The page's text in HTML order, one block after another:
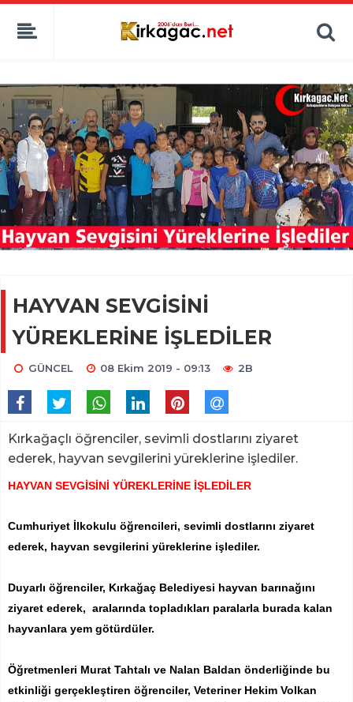
HAYVAN SEVGİSİNİ
YÜREKLERİNE İŞLEDİLER
GÜNCEL 08 Ekim 2019 - 09:13 2B
Kırkağaçlı öğrenciler, sevimli dostlarını ziyaret
ederek, hayvan sevgilerini yüreklerine işlediler.
HAYVAN SEVGİSİNİ YÜREKLERİNE İŞLEDİLER
Cumhuriyet İlkokulu öğrencileri, sevimli dostlarını ziyaret
ederek, hayvan sevgilerini yüreklerine işlediler.
Duyarlı öğrenciler, Kırkağaç Belediyesi hayvan barınağını
ziyaret ederek, aralarında topladıkları paralarla burada kalan
hayvanlara yem götürdüler.
Öğretmenleri Murat Tahtalı ve Nalan Baldan önderliğinde bu
etkinliği gerçekleştiren öğrenciler, Veteriner Hekim Volkan